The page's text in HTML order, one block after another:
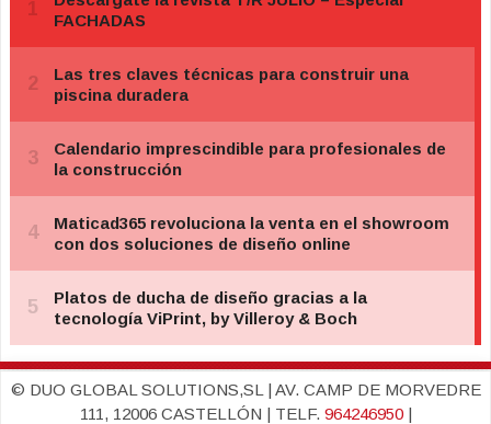
© DUO GLOBAL SOLUTIONS,SL | AV. CAMP DE MORVEDRE
111, 12006 CASTELLÓN | TELF. 964246950|